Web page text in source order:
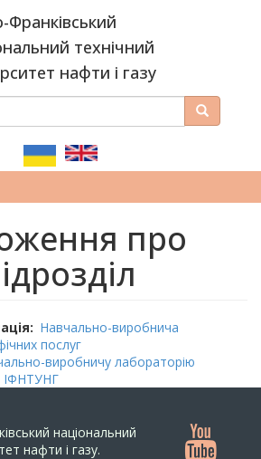
Франківський
технічний
нафти і газу
Пошук
про
Навчально-виробнича
послуг
виробничу лабораторію
ІФНТУНГ
національний
нафти і газу.